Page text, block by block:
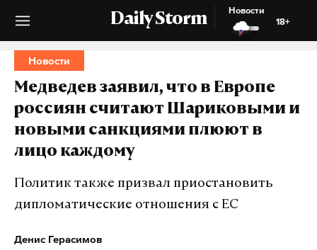
Daily Storm
Новости
18+
Новости
Медведев заявил, что в Европе
россиян считают Шариковыми и
новыми санкциями плюют в
лицо каждому
Политик также призвал приостановить
дипломатические отношения с ЕС
Денис Герасимов